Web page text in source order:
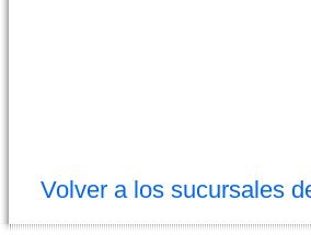
Volver a los sucursales